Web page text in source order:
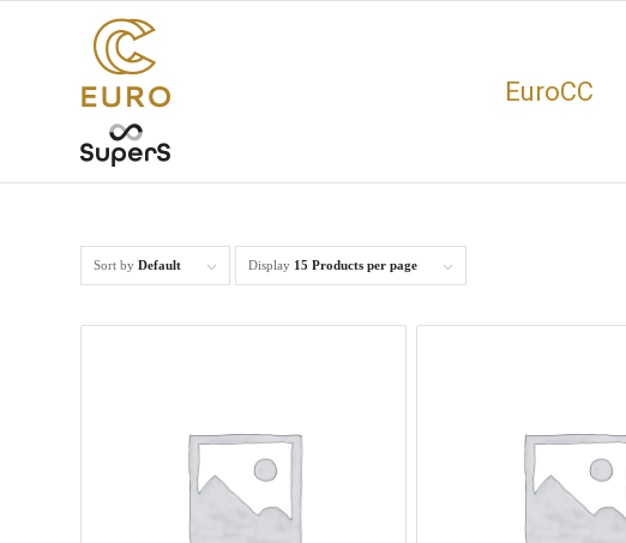
EuroCC
Sort by Default Display 15 Products per page